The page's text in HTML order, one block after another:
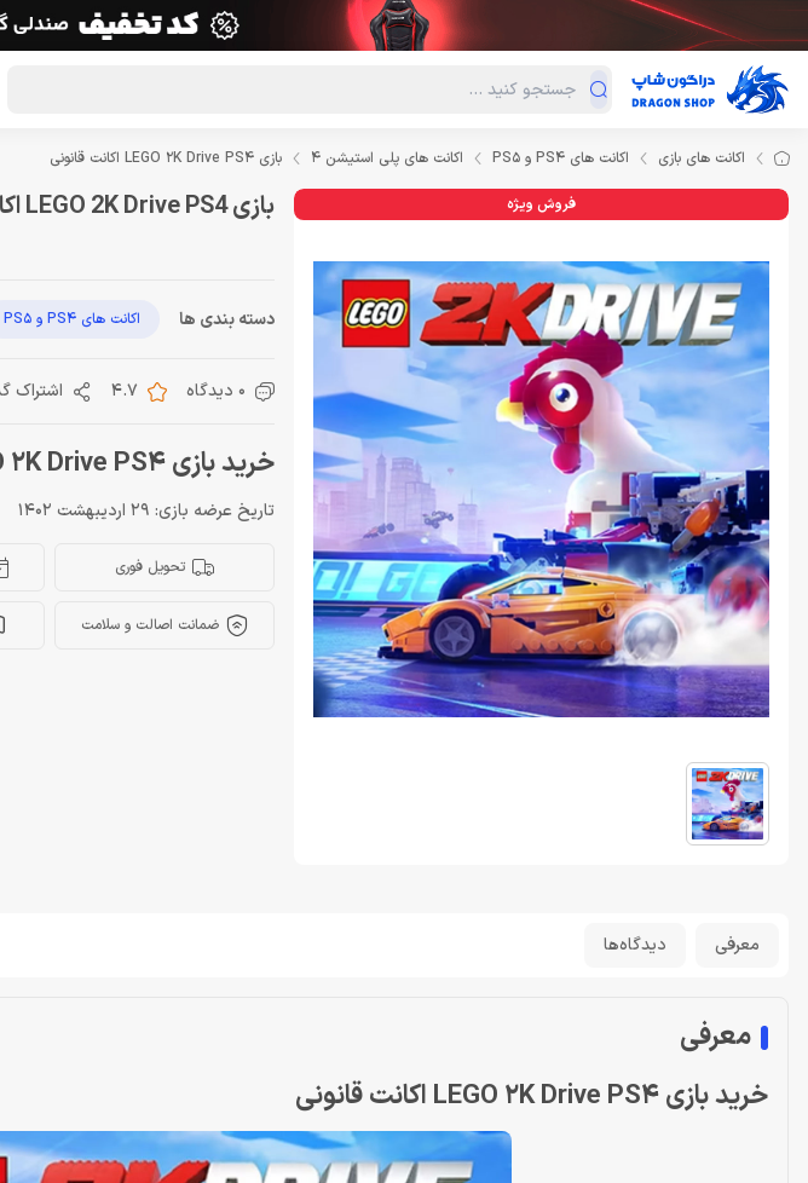
دسته‌بندی محصولات فروش ویژه
اکانت های بازی اکانت های PS4 و PS5 اکانت های پلی استیشن 4 بازی LEGO 2K Drive PS4 اکانت قانونی
فروش ویژه بازی LEGO 2K Drive PS4 اکانت قانونی
دسته بندی ها اکانت های PS4 و PS5
0 دیدگاه 4.7 اشتراک
خرید بازی LEGO 2K Drive PS4 اکانت قانونی
تاریخ عرضه بازی: 29 اردیبهشت 1402
تحویل فوری
ضمانت اصالت و سلامت
معرفی دیدگاه‌ها
معرفی
خرید بازی LEGO 2K Drive PS4 اکانت قانونی